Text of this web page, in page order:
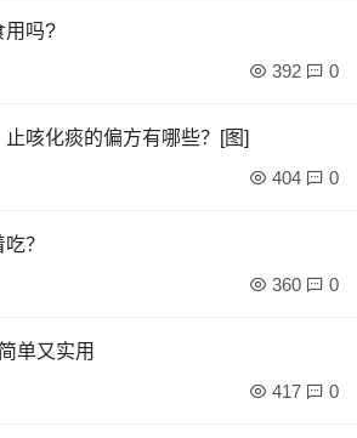
用吗?
392 0
咳化痰的偏方有哪些？[图]
404 0
？
360 0
单又实用
417 0